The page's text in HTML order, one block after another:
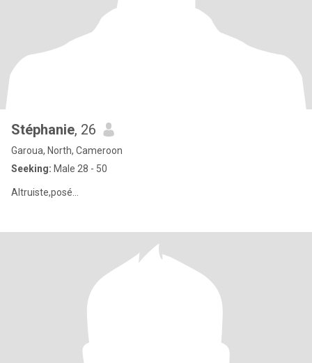
Stéphanie, 26
Garoua, North, Cameroon
Seeking: Male 28 - 50
Altruiste,posé...